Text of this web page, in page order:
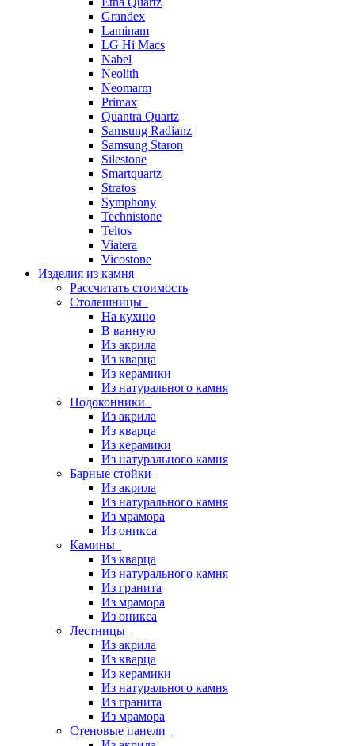
Grandex
Laminam
LG Hi Macs
Nabel
Neolith
Neomarm
Primax
Quantra Quartz
Samsung Radianz
Samsung Staron
Silestone
Smartquartz
Stratos
Symphony
Technistone
Teltos
Viatera
Vicostone
Изделия из камня
Рассчитать стоимость
Столешницы
На кухню
В ванную
Из акрила
Из кварца
Из керамики
Из натурального камня
Подоконники
Из акрила
Из кварца
Из керамики
Из натурального камня
Барные стойки
Из акрила
Из натурального камня
Из мрамора
Из оникса
Камины
Из кварца
Из натурального камня
Из гранита
Из мрамора
Из оникса
Лестницы
Из акрила
Из кварца
Из керамики
Из натурального камня
Из гранита
Из мрамора
Стеновые панели